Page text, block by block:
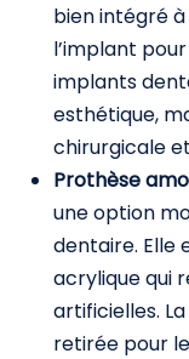
bien intégré à
l’implant
implants
esthétique,
chirurgicale
Prothèse
une option
dentaire. Elle
acrylique qui
artificielles.
retirée pour